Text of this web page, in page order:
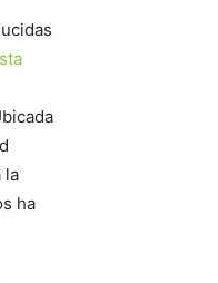
la
ha